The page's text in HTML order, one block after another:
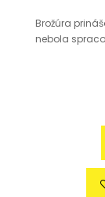
Brožúra
nebola